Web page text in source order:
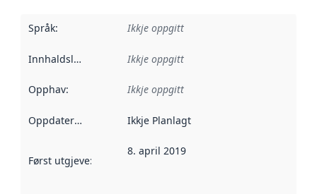
Språk: Ikkje oppgitt
Innhaldsleverandørar :
Ikkje oppgitt
Opphav: Ikkje oppgitt
Oppdateringsfrekvens :
Ikkje Planlagt
Først utgjeve: Denne datoen seier når dataa i dette
8. april 2019